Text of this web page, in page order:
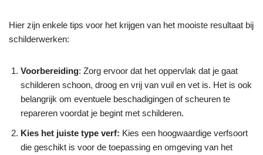
Hier zijn enkele tips voor het krijgen van het mooiste resultaat bij
schilderwerken:
Voorbereiding: Zorg ervoor dat het oppervlak dat je gaat
schilderen schoon, droog en vrij van vuil en vet is. Het is ook
belangrijk om eventuele beschadigingen of scheuren te
repareren voordat je begint met schilderen.
Kies het juiste type verf: Kies een hoogwaardige verfsoort
die geschikt is voor de toepassing en omgeving van het